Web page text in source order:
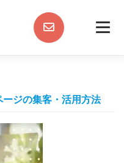
ジの集客・活用方法